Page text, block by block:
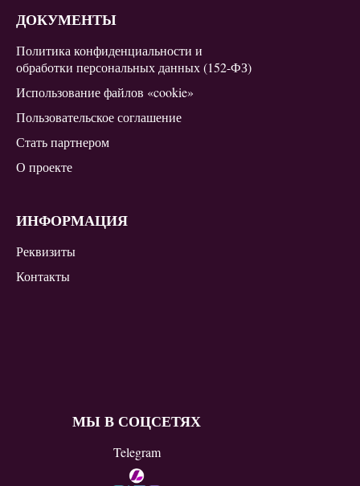
ДОКУМЕНТЫ
Политика конфиденциальности и
обработки персональных данных (152-ФЗ)
Использование файлов «cookie»
Пользовательское соглашение
Стать партнером
О проекте
ИНФОРМАЦИЯ
Реквизиты
Контакты
МЫ В СОЦСЕТЯХ
Telegram